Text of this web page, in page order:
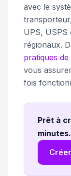
avec le
UPS, USPS
régionaux.
pratiques
vous
fois
Prêt à
minutes.